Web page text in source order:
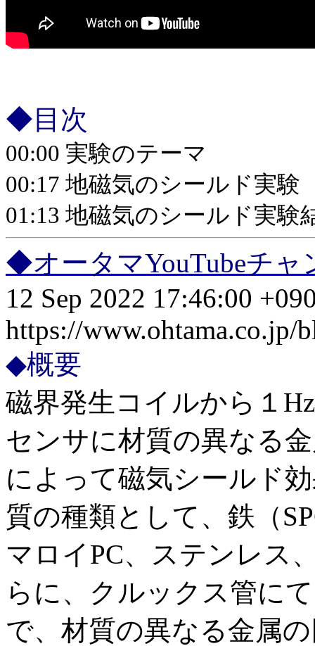
◆目次
00:00 実験のテーマ
00:17 地磁気のシールド実験
01:13 地磁気のシールド実験
◆オータマYouTubeチャ
12 Sep 2022 17:46:00
https://www.ohtama.co.jp/
◆概要
磁界発生コイルから１
センサに材質の異なる
によって磁気シールド
質の種類として、鉄（
マロイPC、ステンレス
らに、クルックス管に
で、材質の異なる金属